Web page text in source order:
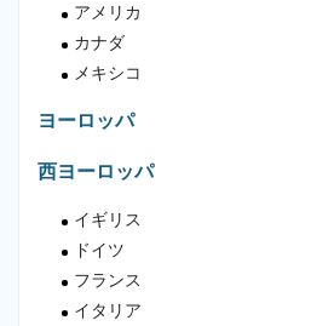
アメリカ
カナダ
メキシコ
ヨーロッパ
西ヨーロッパ
イギリス
ドイツ
フランス
イタリア